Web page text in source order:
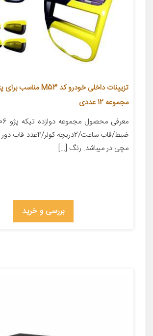
مجموعه 12 عددی
مچی در میباشد. رنگ […]
بررسی و خرید